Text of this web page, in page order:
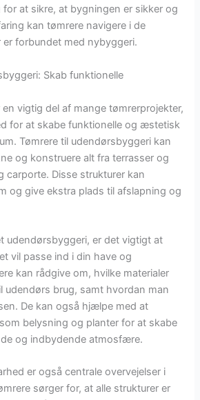
at sikre, at bygningen er sikker og
kan tømrere navigere i de
er forbundet med nybyggeri.
Skab funktionelle
vigtig del af mange tømrerprojekter,
for at skabe funktionelle og æstetisk
Tømrere til udendørsbyggeri kan
og konstruere alt fra terrasser og
carporte. Disse strukturer kan
og give ekstra plads til afslapning og
udendørsbyggeri, er det vigtigt at
vil passe ind i din have og
kan rådgive om, hvilke materialer
udendørs brug, samt hvordan man
De kan også hjælpe med at
belysning og planter for at skabe
og indbydende atmosfære.
er også centrale overvejelser i
sørger for, at alle strukturer er